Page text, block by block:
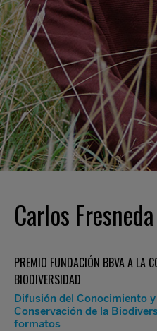
Carlos Fresneda
PREMIO FUNDACIÓN BBVA A LA
BIODIVERSIDAD
Difusión del Conocimiento
Conservación de la
formatos